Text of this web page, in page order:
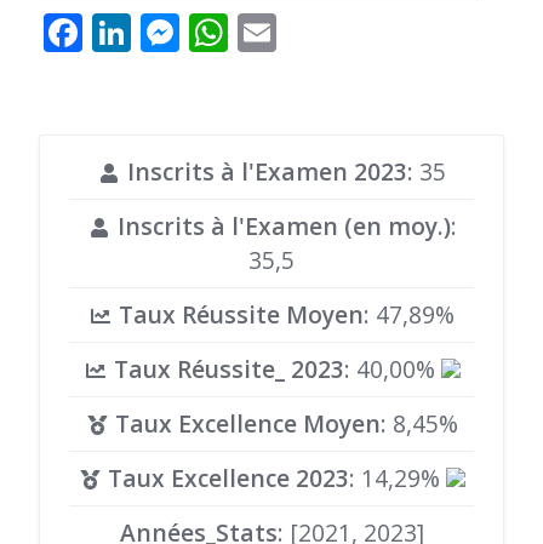
Facebook
LinkedIn
Messenger
WhatsApp
Inscrits à l'Examen 2023: 35
Inscrits à l'Examen (en moy.):
35,5
Taux Réussite Moyen: 47,89%
Taux Réussite_ 2023: 40,00%
Taux Excellence Moyen: 8,45%
Taux Excellence 2023: 14,29%
Années_Stats: [2021, 2023]